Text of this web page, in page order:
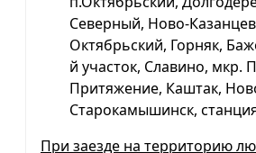
Северный, Ново-
Октябрьский, Горняк,
й участок, Славино, мкр.
Притяжение, Каштак,
Старокамышинск,
При заезде на территорию